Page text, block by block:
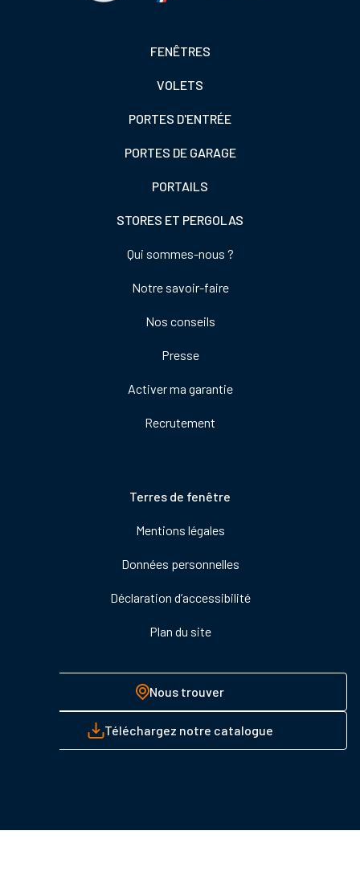
FENÊTRES
VOLETS
PORTES D'ENTRÉE
PORTES DE GARAGE
PORTAILS
STORES ET PERGOLAS
Qui sommes-nous ?
Notre savoir-faire
Nos conseils
Presse
Activer ma garantie
Recrutement
Terres de fenêtre
Mentions légales
Données personnelles
Déclaration d’accessibilité
Plan du site
Nous trouver
Téléchargez notre catalogue